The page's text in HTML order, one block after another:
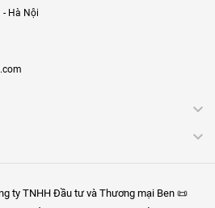
- Hà Nội
ty TNHH Đầu tư và Thương mại Ben 📜